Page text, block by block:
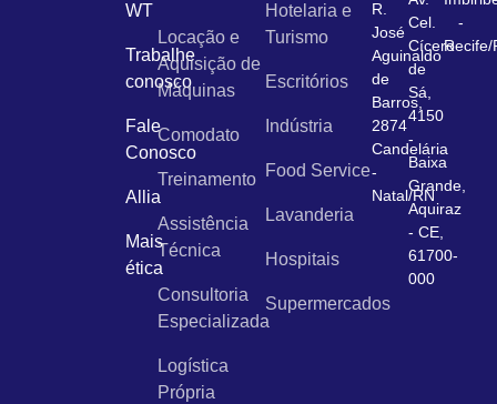
WT
Trabalhe
conosco
Fale
Conosco
Allia
Mais
ética
Locação e
Aquisição de
Máquinas
Comodato
Treinamento
Assistência
Técnica
Consultoria
Especializada
Logística
Própria
Hotelaria e
Turismo
Escritórios
Indústria
Food Service
Lavanderia
Hospitais
Supermercados
R.
José
Aguinaldo
de
Barros,
2874
Candelária
-
Natal/RN
Cel.
Cícero
de
Sá,
4150
-
Baixa
Grande,
Aquiraz
- CE,
61700-
000
-
Recife/